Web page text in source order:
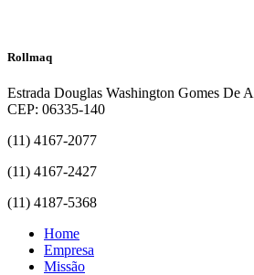
Rollmaq
Estrada Douglas Washington Gomes De
CEP: 06335-140
(11) 4167-2077
(11) 4167-2427
(11) 4187-5368
Home
Empresa
Missão